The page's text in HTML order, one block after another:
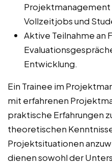
Vollzeitjobs und
Aktive Teilnahme an
Entwicklung.
Ein Trainee im
mit erfahrenen
praktische Erfahrungen
theoretischen
Projektsituationen
dienen sowohl der